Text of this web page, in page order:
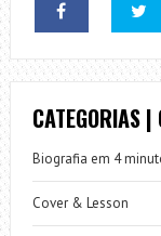
CATEGORIAS |
Biografia em 4
Cover & Lesson